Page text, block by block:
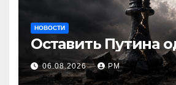
НОВОСТИ
Оставить Путина
06.08.2026 РМ